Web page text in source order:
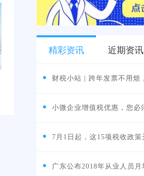
精彩资讯 近期资讯